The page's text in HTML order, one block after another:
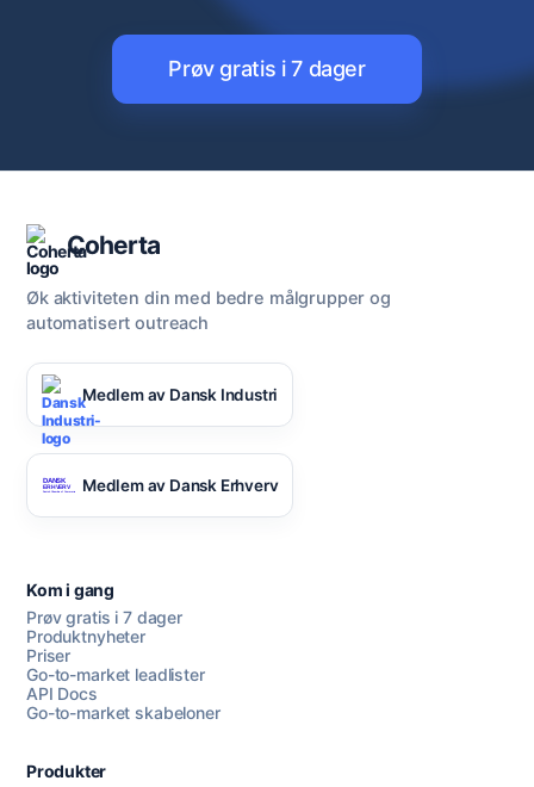
Prøv gratis i 7 dager
Coherta
Øk aktiviteten din med bedre målgrupper og
automatisert outreach
Medlem av Dansk Industri
Medlem av Dansk Erhverv
Kom i gang
Prøv gratis i 7 dager
Produktnyheter
Priser
Go-to-market leadlister
API Docs
Go-to-market skabeloner
Produkter